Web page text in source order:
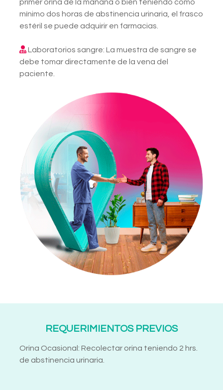
primer orina de la mañana o bien teniendo como
mínimo dos horas de abstinencia urinaria, el frasco
estéril se puede adquirir en farmacias.
Laboratorios sangre: La muestra de sangre se
debe tomar directamente de la vena del
paciente.
REQUERIMIENTOS PREVIOS
Orina Ocasional: Recolectar orina teniendo 2 hrs.
de abstinencia urinaria.